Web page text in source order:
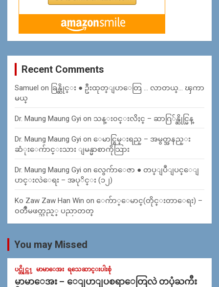
Recent Comments
Samuel on ခြန္ဆိုင္း ● ဦးထုတ္ျပာေတြ … လာတယ္… ၾကာ
မယ္
Dr. Maung Maung Gyi on သန္း၀င္းလိႈင္ – ဆာဂြ်န္ဆိုင္မြန္
Dr. Maung Maung Gyi on ေမာင္စြမ္းရည္ – အမွတ္အနည္း
ဆံုးေက်ာင္းသား ျမန္မာစာကိုသြား
Dr. Maung Maung Gyi on လွေက်ာေဇာ ● တပ္ျပဳျပင္ေျ
ပာင္းလဲေရး – အပုိင္း (၁၂)
Ko Zaw Zaw Han Win on ေက်ာ္ေမာင္(တိုင္းတာေရး) –
၀တၳဳမဖတ္သည့္ ပညာတတ္
You may Missed
ပင္တိုင္က႑ မာမာေအး ရသေဆာင္းပါးစုံ
မာမာေအး – ေျပာျပစရာေတြလဲ တပုံႀကီး